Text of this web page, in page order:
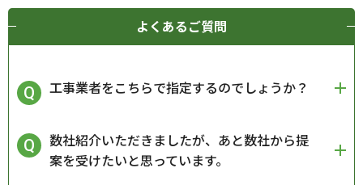
よくあるご質問
工事業者をこちらで指定するのでしょうか？
数社紹介いただきましたが、あと数社から提
案を受けたいと思っています。